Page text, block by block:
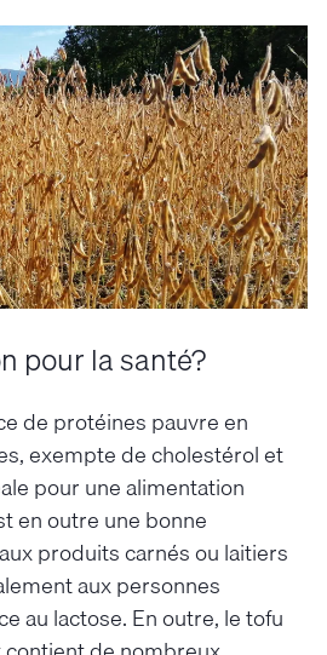
pour la santé?
de protéines pauvre en
exempte de cholestérol et
pour une alimentation
en outre une bonne
produits carnés ou laitiers
aux personnes
au lactose. En outre, le tofu